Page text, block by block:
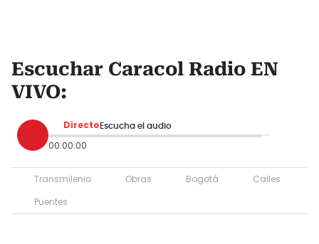
Escuchar Caracol Radio EN
VIVO:
Directo Escucha el audio
00:00:00
Transmilenio Obras Bogotá
Calles
Puentes